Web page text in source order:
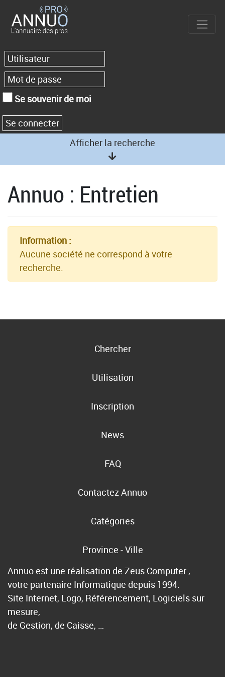
Se souvenir de moi
Afficher la recherche
Annuo : Entretien
Information :
Aucune société ne correspond à votre
recherche.
Chercher
Utilisation
Inscription
News
FAQ
Contactez Annuo
Catégories
Province - Ville
Annuo est une réalisation de Zeus Computer ,
votre partenaire Informatique depuis 1994.
Site Internet, Logo, Référencement, Logiciels sur
mesure,
de Gestion, de Caisse, …